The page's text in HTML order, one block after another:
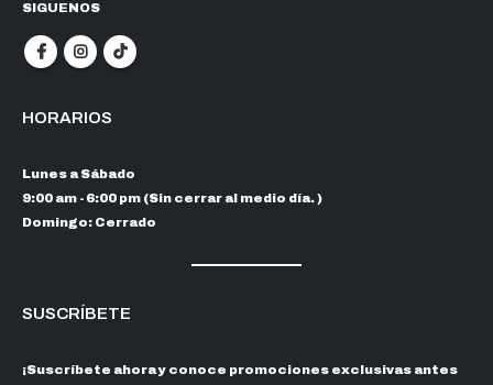
SIGUENOS
HORARIOS
Lunes a Sábado
9:00 am - 6:00 pm (Sin cerrar al medio día. )
Domingo: Cerrado
SUSCRÍBETE
¡Suscríbete ahora y conoce promociones exclusivas antes